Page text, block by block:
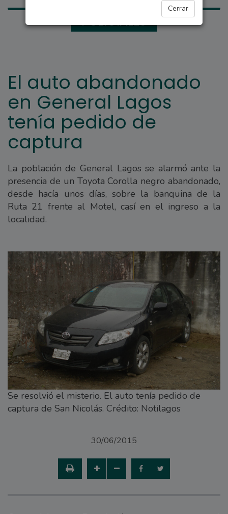
Cerrar
POLICIALES
El auto abandonado
en General Lagos
tenía pedido de
captura
La población de General Lagos se alarmó ante la
presencia de un Toyota Corolla negro abandonado,
desde hacía unos días, sobre la banquina de la
Ruta 21 frente al Motel, casí en el ingreso a la
localidad.
Se resolvió el misterio. El auto tenía pedido de
captura de San Nicolás. Crédito: Notilagos
30/06/2015